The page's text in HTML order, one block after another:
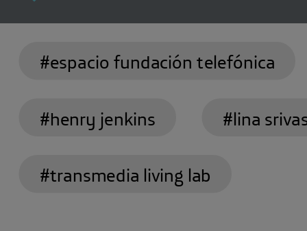
#espacio fundación telefónica
#henry jenkins #lina
#transmedia living lab